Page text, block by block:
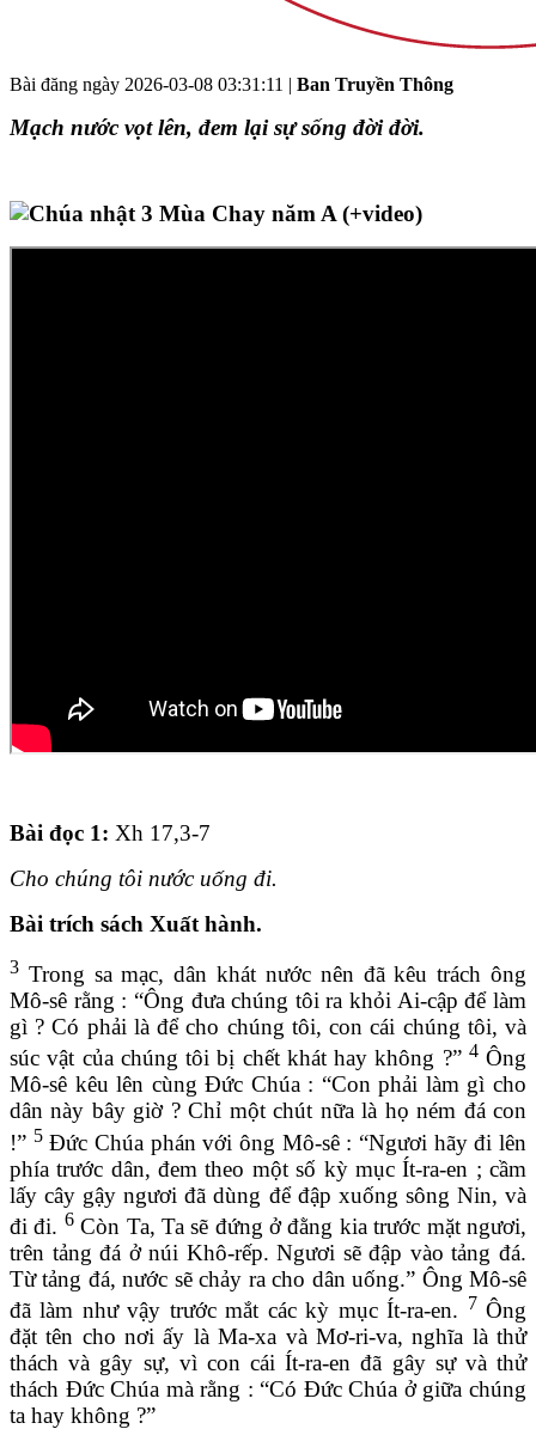
Bài đăng ngày 2026-03-08 03:31:11 | Ban Truyền Thông
Mạch nước vọt lên, đem lại sự sống đời đời.
Bài đọc 1: Xh 17,3-7
Cho chúng tôi nước uống đi.
Bài trích sách Xuất hành.
3 Trong sa mạc, dân khát nước nên đã kêu trách ông
Mô-sê rằng : “Ông đưa chúng tôi ra khỏi Ai-cập để làm
gì ? Có phải là để cho chúng tôi, con cái chúng tôi, và
súc vật của chúng tôi bị chết khát hay không ?” 4Ông
Mô-sê kêu lên cùng Đức Chúa : “Con phải làm gì cho
dân này bây giờ ? Chỉ một chút nữa là họ ném đá con
!” 5Đức Chúa phán với ông Mô-sê : “Ngươi hãy đi lên
phía trước dân, đem theo một số kỳ mục Ít-ra-en ; cầm
lấy cây gậy ngươi đã dùng để đập xuống sông Nin, và
đi đi. 6Còn Ta, Ta sẽ đứng ở đằng kia trước mặt ngươi,
trên tảng đá ở núi Khô-rếp. Ngươi sẽ đập vào tảng đá.
Từ tảng đá, nước sẽ chảy ra cho dân uống.” Ông Mô-sê
đã làm như vậy trước mắt các kỳ mục Ít-ra-en. 7 Ông
đặt tên cho nơi ấy là Ma-xa và Mơ-ri-va, nghĩa là thử
thách và gây sự, vì con cái Ít-ra-en đã gây sự và thử
thách Đức Chúa mà rằng : “Có Đức Chúa ở giữa chúng
ta hay không ?”